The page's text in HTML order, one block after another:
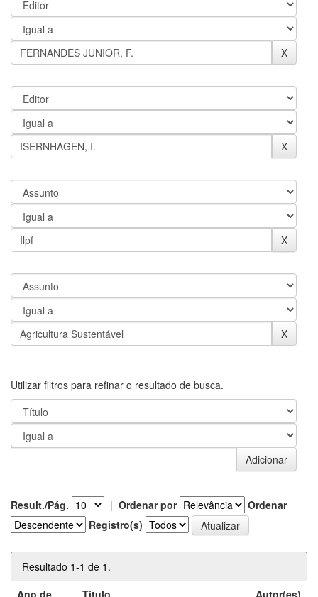
Utilizar filtros para refinar o resultado de busca.
Result./Pág. | Ordenar por
Ordenar
Registro(s)
Resultado 1-1 de 1.
Ano de
Título Autor(es)